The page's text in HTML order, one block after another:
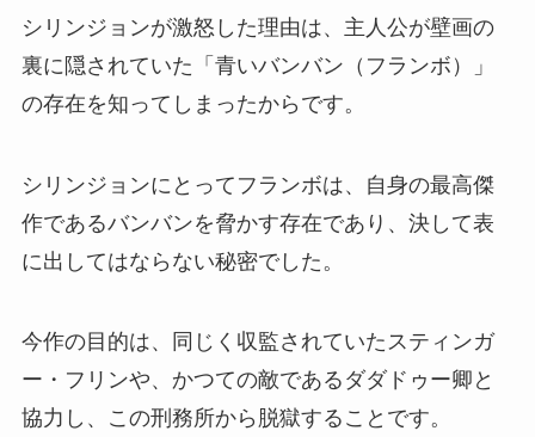
シリンジョンが激怒した理由は、主人公が壁画の
裏に隠されていた「青いバンバン（フランボ）」
の存在を知ってしまったからです。
シリンジョンにとってフランボは、自身の最高傑
作であるバンバンを脅かす存在であり、決して表
に出してはならない秘密でした。
今作の目的は、同じく収監されていたスティンガ
ー・フリンや、かつての敵であるダダドゥー卿と
協力し、この刑務所から脱獄することです。